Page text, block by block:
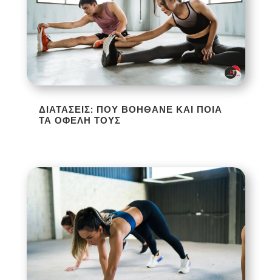
ΔΙΑΤΆΣΕΙΣ: ΠΟΥ ΒΟΗΘΆΝΕ ΚΑΙ ΠΟΙΑ
ΤΑ ΟΦΈΛΗ ΤΟΥΣ